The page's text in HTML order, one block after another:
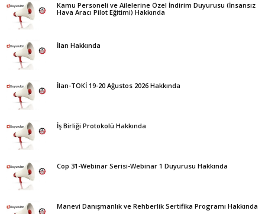
Kamu Personeli ve Ailelerine Özel İndirim Duyurusu (İnsansız
Hava Aracı Pilot Eğitimi) Hakkında
İlan Hakkında
İlan-TOKİ 19-20 Ağustos 2026 Hakkında
İş Birliği Protokolü Hakkında
Cop 31-Webinar Serisi-Webinar 1 Duyurusu Hakkında
Manevi Danışmanlık ve Rehberlik Sertifika Programı Hakkında